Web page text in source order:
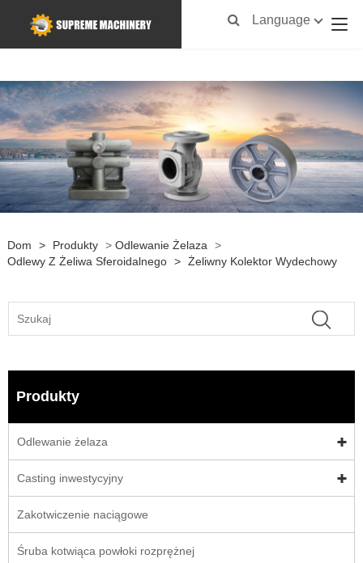
Language
Dom > Produkty > Odlewanie Żelaza >
Odlewy Z Żeliwa Sferoidalnego > Żeliwny Kolektor Wydechowy
Produkty
Odlewanie żelaza
Casting inwestycyjny
Zakotwiczenie naciągowe
Śruba kotwiąca powłoki rozprężnej